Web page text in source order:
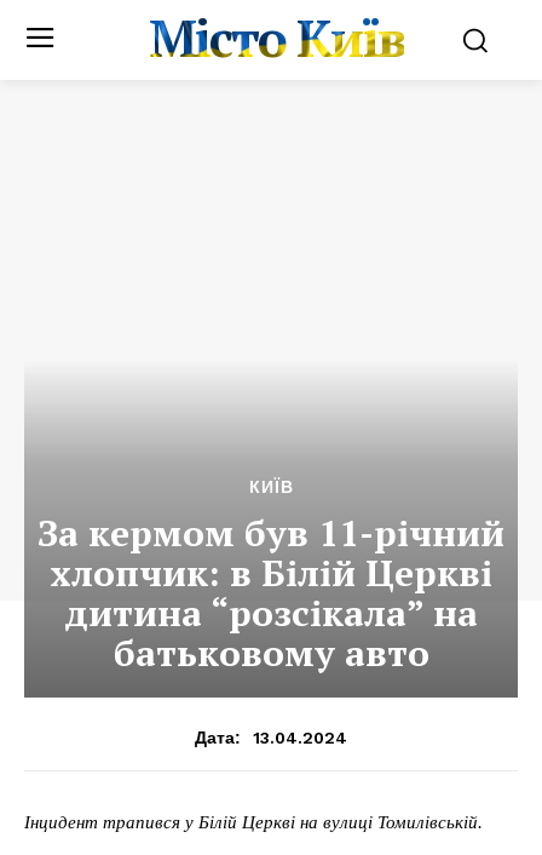
Місто Київ
КИЇВ
За кермом був 11-річний
хлопчик: в Білій Церкві
дитина “розсікала” на
батьковому авто
Дата: 13.04.2024
Інцидент трапився у Білій Церкві на вулиці Томилівській.